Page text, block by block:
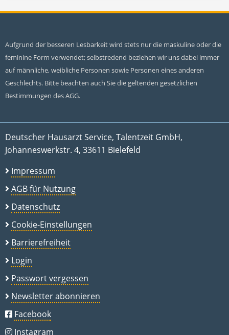
Aufgrund der besseren Lesbarkeit wird stets nur die maskuline oder die
feminine Form verwendet; selbstredend beziehen wir uns dabei immer
auf männliche, weibliche Personen sowie Personen eines anderen
Geschlechts. Bitte beachten auch Sie die geltenden gesetzlichen
Bestimmungen des AGG.
Deutscher Hausarzt Service, Talentzeit GmbH,
Johanneswerkstr. 4, 33611 Bielefeld
Impressum
AGB für Nutzung
Datenschutz
Cookie-Einstellungen
Barrierefreiheit
Login
Passwort vergessen
Newsletter abonnieren
Facebook
Instagram